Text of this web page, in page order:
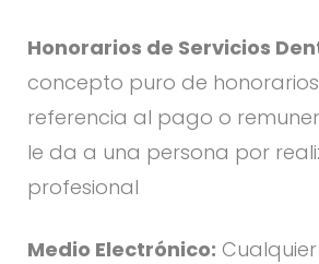
Honorarios de Servicios
concepto puro de
referencia al pago o
le da a una persona por
profesional
Medio Electrónico: